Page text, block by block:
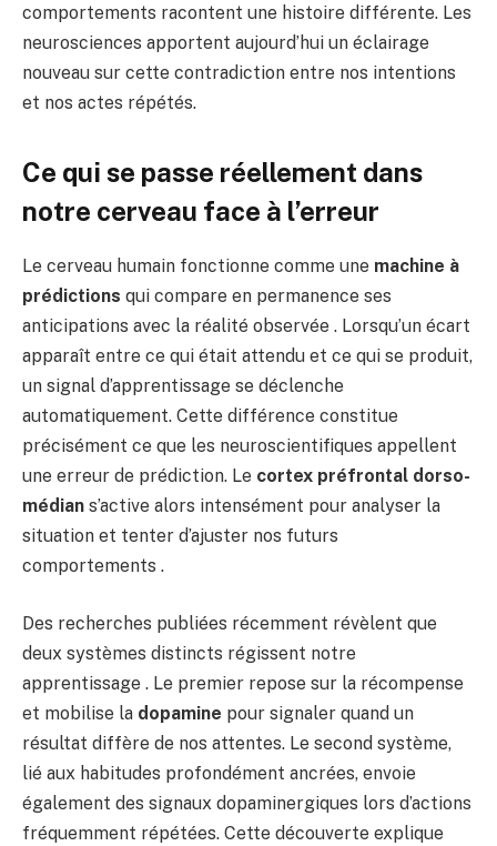
comportements racontent une histoire différente. Les
neurosciences apportent aujourd’hui un éclairage
nouveau sur cette contradiction entre nos intentions
et nos actes répétés.
Ce qui se passe réellement dans
notre cerveau face à l’erreur
Le cerveau humain fonctionne comme une machine à
prédictions qui compare en permanence ses
anticipations avec la réalité observée . Lorsqu’un écart
apparaît entre ce qui était attendu et ce qui se produit,
un signal d’apprentissage se déclenche
automatiquement. Cette différence constitue
précisément ce que les neuroscientifiques appellent
une erreur de prédiction. Le cortex préfrontal dorso-
médian s’active alors intensément pour analyser la
situation et tenter d’ajuster nos futurs
comportements .
Des recherches publiées récemment révèlent que
deux systèmes distincts régissent notre
apprentissage . Le premier repose sur la récompense
et mobilise la dopamine pour signaler quand un
résultat diffère de nos attentes. Le second système,
lié aux habitudes profondément ancrées, envoie
également des signaux dopaminergiques lors d’actions
fréquemment répétées. Cette découverte explique